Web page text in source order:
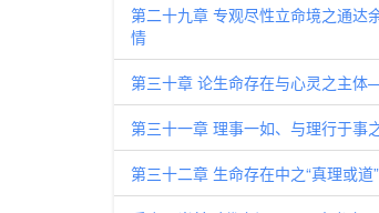
第二十九章 专观尽性立命境之通
情
第三十章 论生命存在与心灵之主
第三十一章 理事一如、与理行于
第三十二章 生命存在中之“真理或